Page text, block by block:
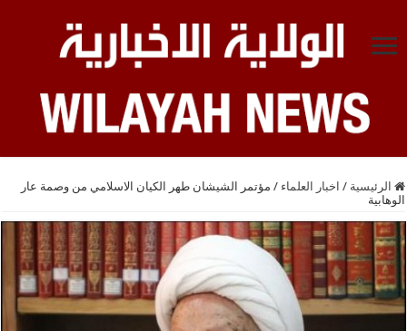
الرئيسية / اخبار العلماء / مؤتمر الشيشان طهر الكيان الاسلامي من وصمة عار
الوهابية